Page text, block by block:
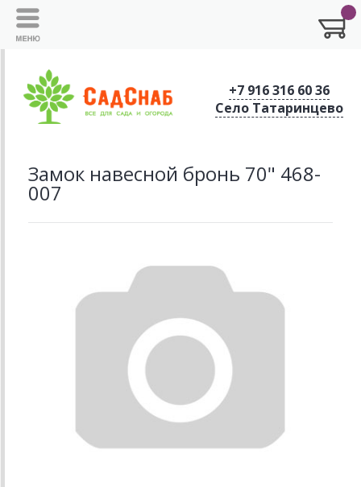
+7 916 316 60 36
Село Татаринцево
Замок навесной бронь 70" 468-
007